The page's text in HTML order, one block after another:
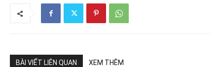
BÀI VIẾT LIÊN QUAN XEM THÊM